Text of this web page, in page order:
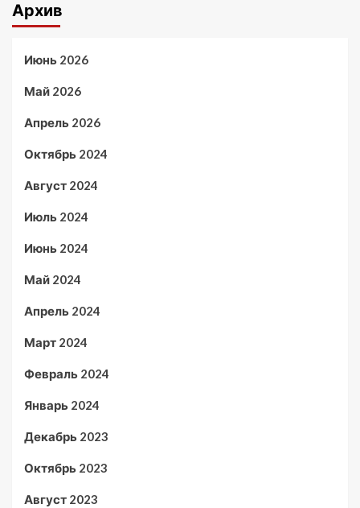
Архив
Июнь 2026
Май 2026
Апрель 2026
Октябрь 2024
Август 2024
Июль 2024
Июнь 2024
Май 2024
Апрель 2024
Март 2024
Февраль 2024
Январь 2024
Декабрь 2023
Октябрь 2023
Август 2023